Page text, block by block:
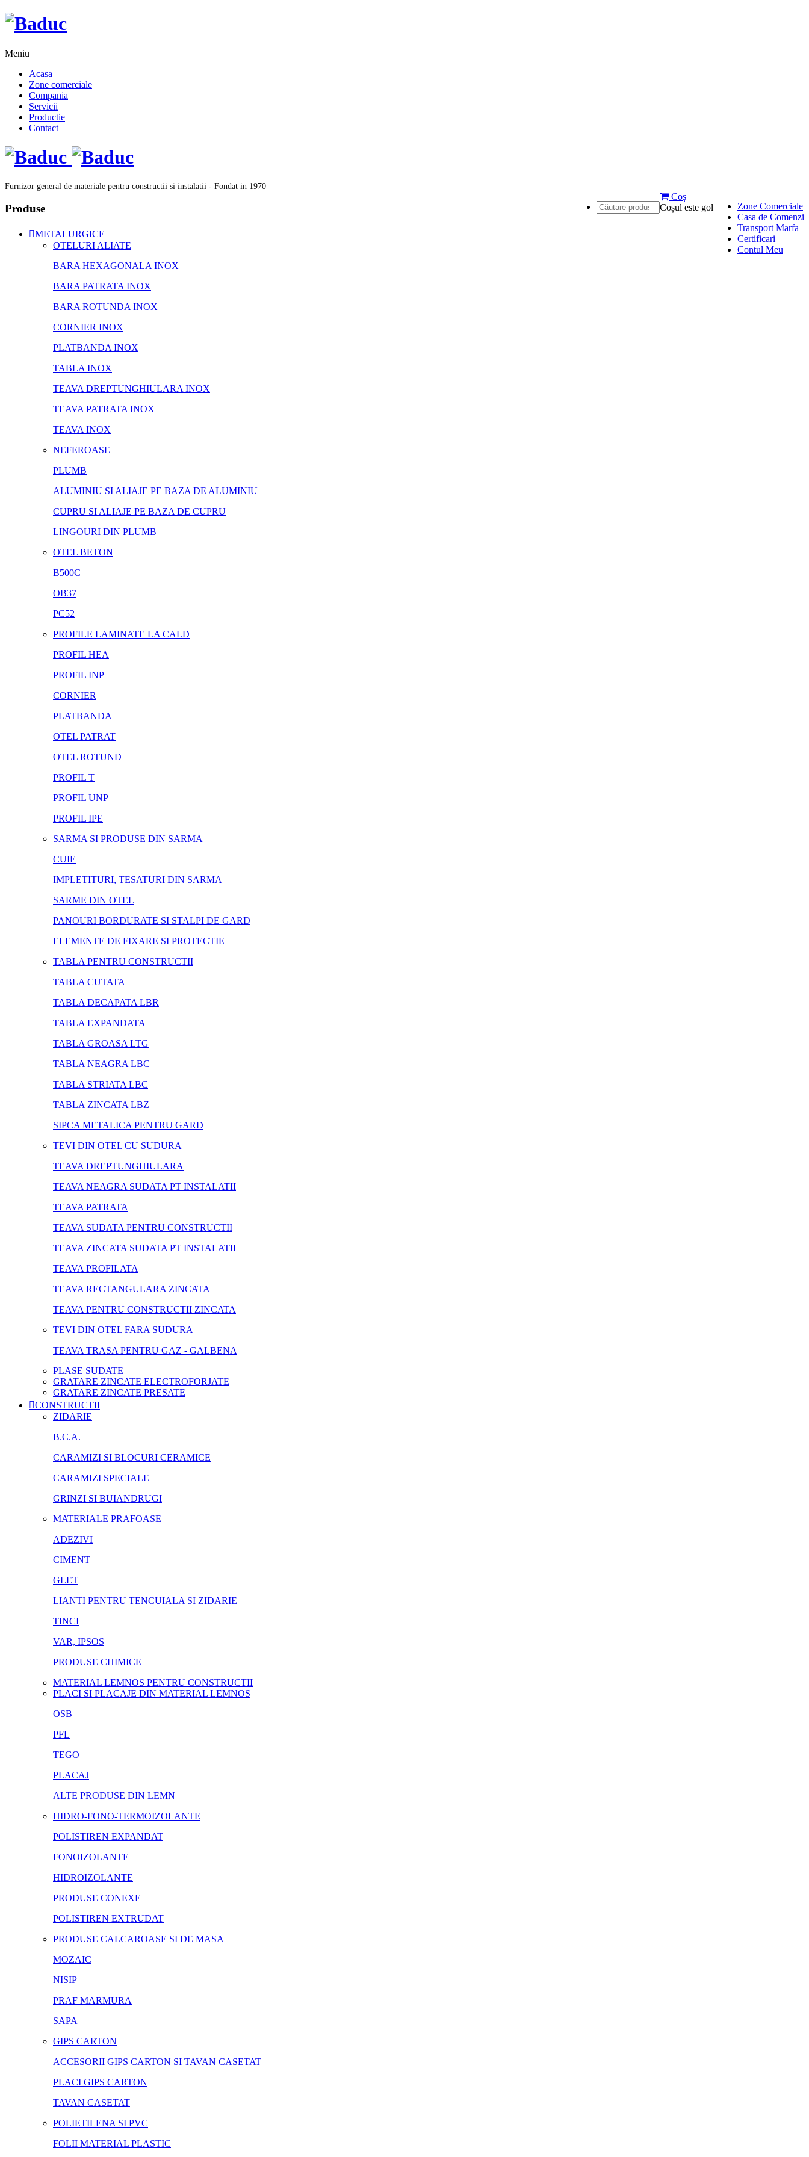
Meniu
Acasa
Zone comerciale
Compania
Servicii
Productie
Contact
Furnizor general de materiale pentru constructii si instalatii - Fondat in 1970
Zone Comerciale
Casa de Comenzi
Transport Marfa
Certificari
Contul Meu
Coș
Coșul este gol
Produse
METALURGICE
OTELURI ALIATE
BARA HEXAGONALA INOX
BARA PATRATA INOX
BARA ROTUNDA INOX
CORNIER INOX
PLATBANDA INOX
TABLA INOX
TEAVA DREPTUNGHIULARA INOX
TEAVA PATRATA INOX
TEAVA INOX
NEFEROASE
PLUMB
ALUMINIU SI ALIAJE PE BAZA DE ALUMINIU
CUPRU SI ALIAJE PE BAZA DE CUPRU
LINGOURI DIN PLUMB
OTEL BETON
B500C
OB37
PC52
PROFILE LAMINATE LA CALD
PROFIL HEA
PROFIL INP
CORNIER
PLATBANDA
OTEL PATRAT
OTEL ROTUND
PROFIL T
PROFIL UNP
PROFIL IPE
SARMA SI PRODUSE DIN SARMA
CUIE
IMPLETITURI, TESATURI DIN SARMA
SARME DIN OTEL
PANOURI BORDURATE SI STALPI DE GARD
ELEMENTE DE FIXARE SI PROTECTIE
TABLA PENTRU CONSTRUCTII
TABLA CUTATA
TABLA DECAPATA LBR
TABLA EXPANDATA
TABLA GROASA LTG
TABLA NEAGRA LBC
TABLA STRIATA LBC
TABLA ZINCATA LBZ
SIPCA METALICA PENTRU GARD
TEVI DIN OTEL CU SUDURA
TEAVA DREPTUNGHIULARA
TEAVA NEAGRA SUDATA PT INSTALATII
TEAVA PATRATA
TEAVA SUDATA PENTRU CONSTRUCTII
TEAVA ZINCATA SUDATA PT INSTALATII
TEAVA PROFILATA
TEAVA RECTANGULARA ZINCATA
TEAVA PENTRU CONSTRUCTII ZINCATA
TEVI DIN OTEL FARA SUDURA
TEAVA TRASA PENTRU GAZ - GALBENA
PLASE SUDATE
GRATARE ZINCATE ELECTROFORJATE
GRATARE ZINCATE PRESATE
CONSTRUCTII
ZIDARIE
B.C.A.
CARAMIZI SI BLOCURI CERAMICE
CARAMIZI SPECIALE
GRINZI SI BUIANDRUGI
MATERIALE PRAFOASE
ADEZIVI
CIMENT
GLET
LIANTI PENTRU TENCUIALA SI ZIDARIE
TINCI
VAR, IPSOS
PRODUSE CHIMICE
MATERIAL LEMNOS PENTRU CONSTRUCTII
PLACI SI PLACAJE DIN MATERIAL LEMNOS
OSB
PFL
TEGO
PLACAJ
ALTE PRODUSE DIN LEMN
HIDRO-FONO-TERMOIZOLANTE
POLISTIREN EXPANDAT
FONOIZOLANTE
HIDROIZOLANTE
PRODUSE CONEXE
POLISTIREN EXTRUDAT
PRODUSE CALCAROASE SI DE MASA
MOZAIC
NISIP
PRAF MARMURA
SAPA
GIPS CARTON
ACCESORII GIPS CARTON SI TAVAN CASETAT
PLACI GIPS CARTON
TAVAN CASETAT
POLIETILENA SI PVC
FOLII MATERIAL PLASTIC